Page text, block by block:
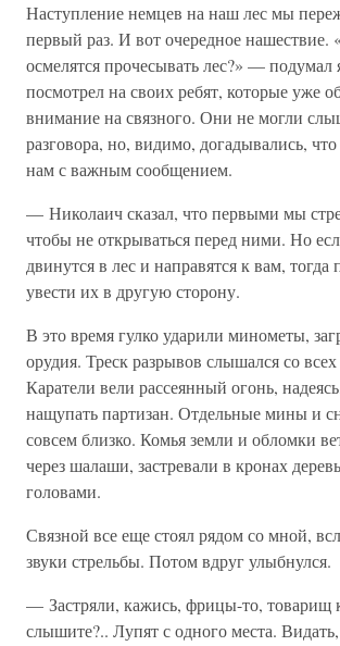
Наступление немцев на наш лес мы
первый раз. И вот очередное
осмелятся прочесывать лес?» — подумал
посмотрел на своих ребят, которые уже
внимание на связного. Они не могли
разговора, но, видимо, догадывались,
нам с важным сообщением.
— Николаич сказал, что первыми мы
чтобы не открываться перед ними. Но
двинутся в лес и направятся к вам, тогда
увести их в другую сторону.
В это время гулко ударили минометы,
орудия. Треск разрывов слышался со
Каратели вели рассеянный огонь,
нащупать партизан. Отдельные мины и
совсем близко. Комья земли и обломки
через шалаши, застревали в кронах
головами.
Связной все еще стоял рядом со мной,
звуки стрельбы. Потом вдруг улыбнулся.
— Застряли, кажись, фрицы-то, товарищ
слышите?.. Лупят с одного места.